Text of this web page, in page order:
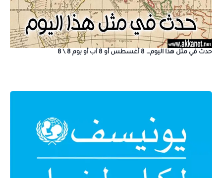
حدث في مثل هذا اليوم… 8 أغسطس أو 8 آب أو يوم 8 \ 8